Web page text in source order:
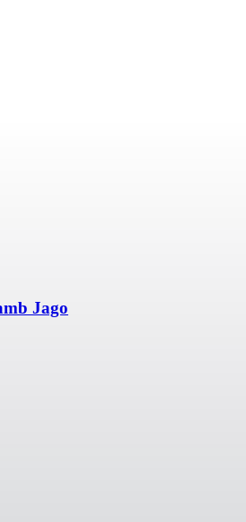
Jago